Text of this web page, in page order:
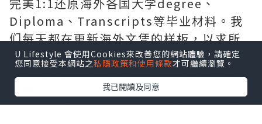
Diploma、Transcripts等毕业材料。我
们每天都在更新海外文凭的样板，以求所
有同学都能享受到完美的品质服务。
*如果您遇到以下情况，我们都能竭诚为您
服务：
事业单位要求必须办理或者回国马上就要
U Lifestyle 會使用Cookies來改善您的網站體驗，請確定
您同意接受本網站之私隱政策和使用條款才可繼續瀏覽。
我已閱讀及同意